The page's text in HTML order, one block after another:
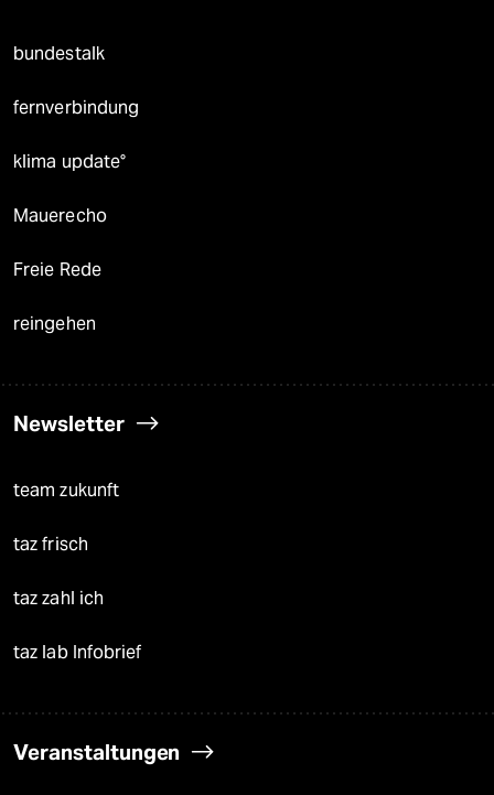
bundestalk
fernverbindung
klima update°
Mauerecho
Freie Rede
reingehen
Newsletter
team zukunft
taz frisch
taz zahl ich
taz lab Infobrief
Veranstaltungen